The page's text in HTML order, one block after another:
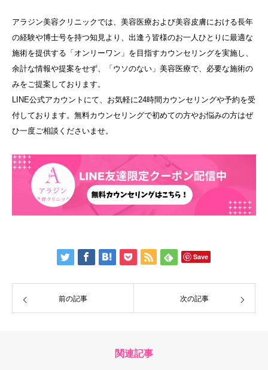
アラジン美容クリニックでは、美容医療および美容皮膚における長年
の経験や博士号を持つ知見より、出逢う皆様のお一人ひとりに最適な
施術を提供する「オンリーワン」を目指すカウンセリングを実施し、
余計な情報や提案をせず、「ウソのない」美容医療で、必要な施術の
みをご提案しております。
LINE公式アカウントにて、お気軽に24時間カウンセリングや予約を受
付しております。無料カウンセリングで初めての方やお悩みの方はぜ
ひ一度ご相談くださいませ。
Save
前の記事 次の記事
関連記事